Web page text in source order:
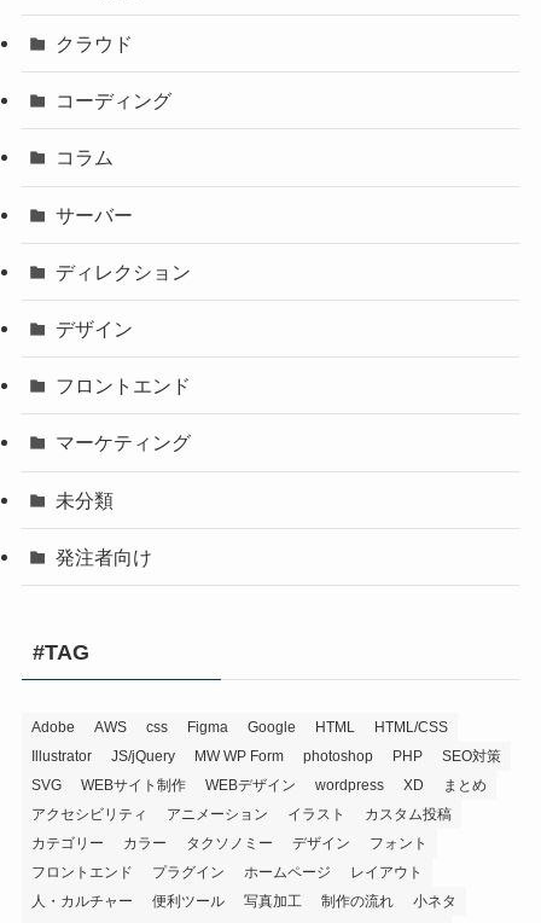
クラウド
コーディング
コラム
サーバー
ディレクション
デザイン
フロントエンド
マーケティング
未分類
発注者向け
#TAG
Adobe AWS css Figma Google HTML
HTML/CSS
Illustrator
JS/jQuery MW WP Form photoshop PHP
SEO対策
SVG
WEBサイト制作 WEBデザイン wordpress XD
まとめ
アクセシビリティ
アニメーション イラスト
カスタム投稿
カテゴリー
カラー タクソノミー デザイン
フォント
フロントエンド
プラグイン ホームページ
レイアウト
人・カルチャー
便利ツール 写真加工 制作の流れ
小ネタ